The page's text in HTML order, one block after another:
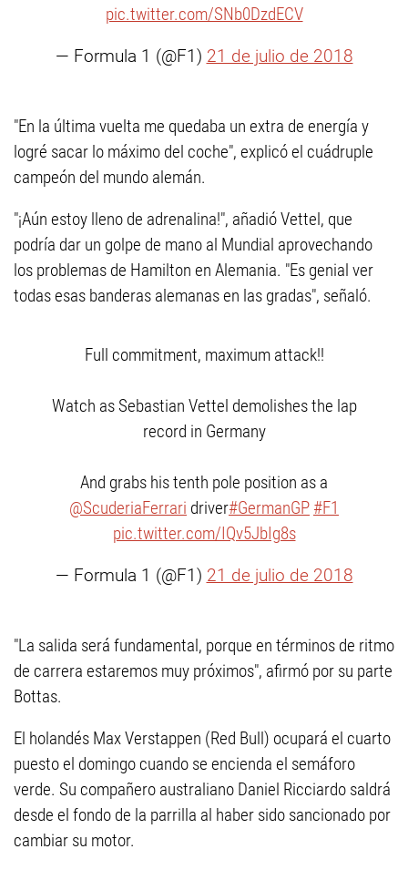
pic.twitter.com/SNb0DzdECV
— Formula 1 (@F1) 21 de julio de 2018
"En la última vuelta me quedaba un extra de energía y
logré sacar lo máximo del coche", explicó el cuádruple
campeón del mundo alemán.
"¡Aún estoy lleno de adrenalina!", añadió Vettel, que
podría dar un golpe de mano al Mundial aprovechando
los problemas de Hamilton en Alemania. "Es genial ver
todas esas banderas alemanas en las gradas", señaló.
Full commitment, maximum attack!!
Watch as Sebastian Vettel demolishes the lap
record in Germany
And grabs his tenth pole position as a
@ScuderiaFerrari driver#GermanGP #F1
pic.twitter.com/IQv5JbIg8s
— Formula 1 (@F1) 21 de julio de 2018
"La salida será fundamental, porque en términos de ritmo
de carrera estaremos muy próximos", afirmó por su parte
Bottas.
El holandés Max Verstappen (Red Bull) ocupará el cuarto
puesto el domingo cuando se encienda el semáforo
verde. Su compañero australiano Daniel Ricciardo saldrá
desde el fondo de la parrilla al haber sido sancionado por
cambiar su motor.